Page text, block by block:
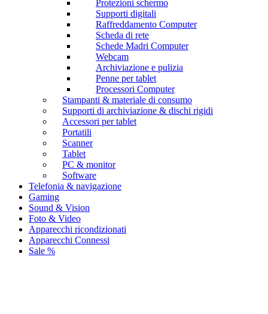
Protezioni schermo
Supporti digitali
Raffreddamento Computer
Scheda di rete
Schede Madri Computer
Webcam
Archiviazione e pulizia
Penne per tablet
Processori Computer
Stampanti & materiale di consumo
Supporti di archiviazione & dischi rigidi
Accessori per tablet
Portatili
Scanner
Tablet
PC & monitor
Software
Telefonia & navigazione
Gaming
Sound & Vision
Foto & Video
Apparecchi ricondizionati
Apparecchi Connessi
Sale %